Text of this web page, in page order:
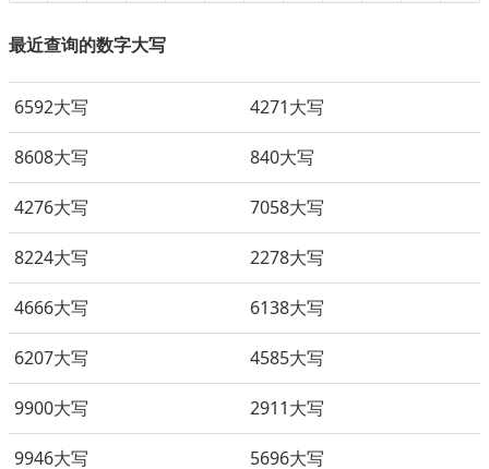
最近查询的数字大写
6592大写 4271大写
8608大写 840大写
4276大写 7058大写
8224大写 2278大写
4666大写 6138大写
6207大写 4585大写
9900大写 2911大写
9946大写 5696大写